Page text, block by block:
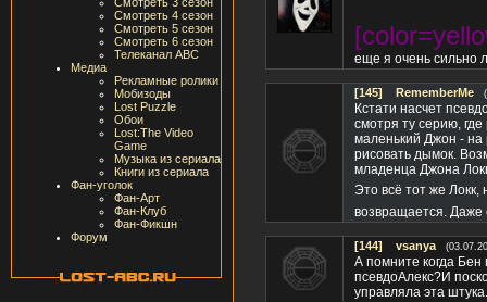
Смотреть 4 сезон
Смотреть 5 сезон
Смотреть 6 сезон
Телеканал ABC
Медиа
Рекламные ролики
Мобизоды
Lost Puzzle
Обои
Lost:The Video
Game
Музыка из сериала
Книги из сериала
Фан-уголок
Фан-Арт
Фан-Клуб
Фан-Фикшн
Форум
еще я очень сильно
[145] RememberMe
Кстати насчет
смотря ту серию,
маленький Джон - на
рисовать дымок.
младенца Джона
Это всё тот же Локк,
возвращается. Даже
[144] vsanya
А помните когда
псевдоАлекс?И
управляла эта штука.